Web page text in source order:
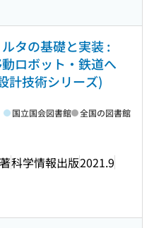
タの基礎と実装 :
ロボット・鉄道へ
計技術シリーズ)
科学情報出版2021.9
国立国会図書館 全国の図書館